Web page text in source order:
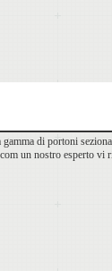
gamma di portoni
un nostro esperto vi